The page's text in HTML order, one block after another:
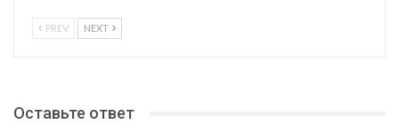
PREV NEXT
Оставьте ответ